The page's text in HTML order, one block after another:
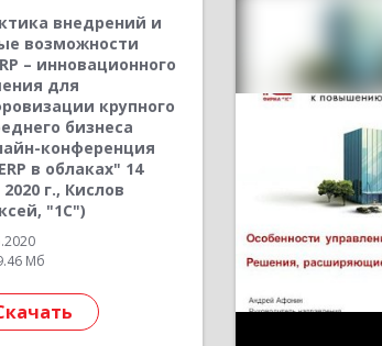
внедрений и
возможности
– инновационного
для
крупного
бизнеса
конференция
в облаках" 14
г., Кислов
"1С")
Мб